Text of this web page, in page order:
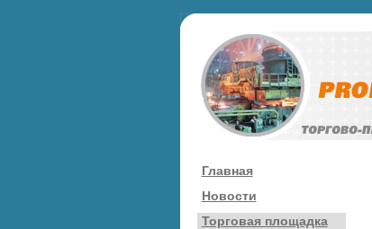
Главная
Новости
Торговая площадка